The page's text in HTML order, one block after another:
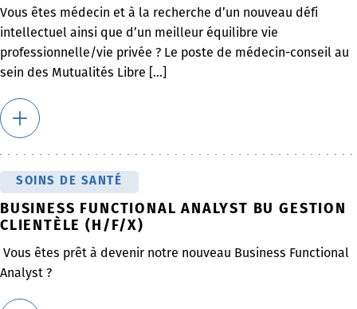
Vous êtes médecin et à la recherche d’un nouveau défi
intellectuel ainsi que d’un meilleur équilibre vie
professionnelle/vie privée ? Le poste de médecin-conseil au
sein des Mutualités Libre [...]
SOINS DE SANTÉ
BUSINESS FUNCTIONAL ANALYST BU GESTION
CLIENTÈLE (H/F/X)
Vous êtes prêt à devenir notre nouveau Business Functional
Analyst ?